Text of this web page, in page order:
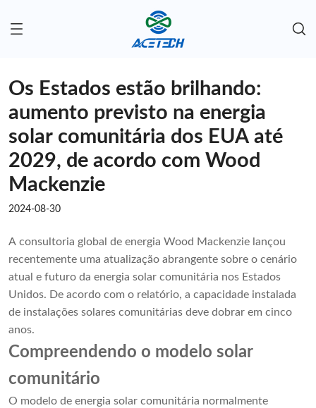
Os Estados estão brilhando:
aumento previsto na energia
solar comunitária dos EUA até
2029, de acordo com Wood
Mackenzie
2024-08-30
A consultoria global de energia Wood Mackenzie lançou
recentemente uma atualização abrangente sobre o cenário
atual e futuro da energia solar comunitária nos Estados
Unidos. De acordo com o relatório, a capacidade instalada
de instalações solares comunitárias deve dobrar em cinco
anos.
Compreendendo o modelo solar
comunitário
O modelo de energia solar comunitária normalmente